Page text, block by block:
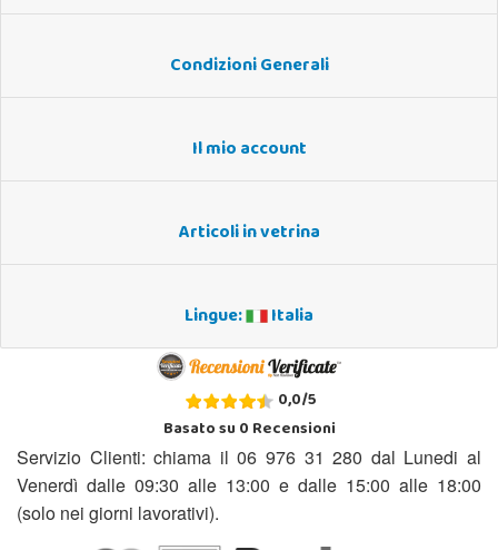
Condizioni Generali
Il mio account
Articoli in vetrina
Lingue: Italia
0,0/5
Basato su0Recensioni
Servizio Clienti: chiama il 06 976 31 280 dal Lunedi al
Venerdì dalle 09:30 alle 13:00 e dalle 15:00 alle 18:00
(solo nei giorni lavorativi).